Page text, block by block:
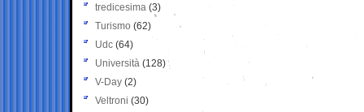
tredicesima (3)
Turismo (62)
Udc (64)
Università (128)
V-Day (2)
Veltroni (30)